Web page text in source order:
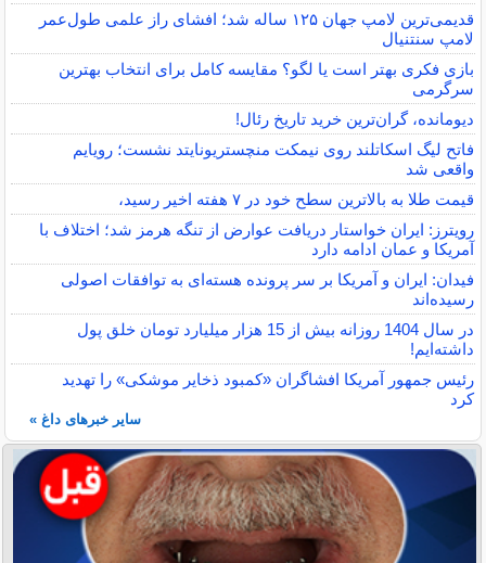
قدیمی‌ترین لامپ جهان ۱۲۵ ساله شد؛ افشای راز علمی طول‌عمر
لامپ سنتنیال
بازی فکری بهتر است یا لگو؟ مقایسه کامل برای انتخاب بهترین
سرگرمی
دیومانده، گران‌ترین خرید تاریخ رئال!
فاتح لیگ اسکاتلند روی نیمکت منچستریونایتد نشست؛ رویایم
واقعی شد
قیمت طلا به بالاترین سطح خود در ۷ هفته اخیر رسید،
رویترز: ایران خواستار دریافت عوارض از تنگه هرمز شد؛ اختلاف با
آمریکا و عمان ادامه دارد
فیدان: ایران و آمریکا بر سر پرونده هسته‌ای به توافقات اصولی
رسیده‌اند
در سال 1404 روزانه بیش از 15 هزار میلیارد تومان خلق پول
داشته‌ایم!
رئیس جمهور آمریکا افشاگران «کمبود ذخایر موشکی» را تهدید
کرد
سایر خبرهای داغ »